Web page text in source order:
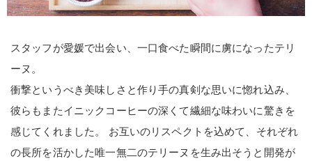
スタッフが愛媛で出会い、一口食べた瞬間に虜になったテリ
ーヌ。
衝撃というべき美味しさと作り手の真剣な思いに惚れ込み、
彼らもまたイニックコーヒーの深くて繊細な味わいに驚きを
感じてくれました。 お互いのリスペクトを込めて、それぞれ
の長所を活かした唯一無二のテリーヌを生み出そうと開発が